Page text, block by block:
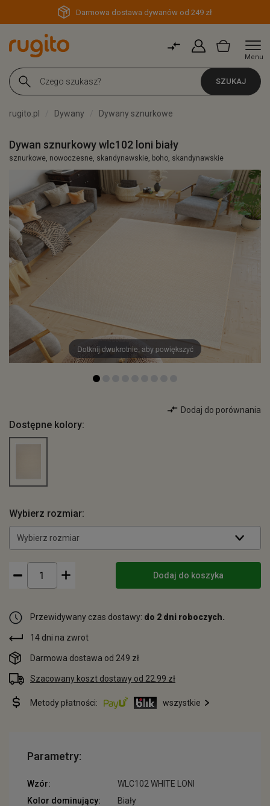
Darmowa dostawa dywanów od 249 zł
Menu
SZUKAJ
rugito.pl Dywany Dywany sznurkowe
Dywan sznurkowy wlc102 loni biały
sznurkowe, nowoczesne, skandynawskie, boho, skandynawskie
Dotknij dwukrotnie, aby powiększyć
Dodaj do porównania
Dostępne kolory:
Wybierz rozmiar:
Wybierz rozmiar
Dodaj do koszyka
Przewidywany czas dostawy: do 2 dni roboczych.
14 dni na zwrot
Darmowa dostawa od 249 zł
Szacowany koszt dostawy od 22.99 zł
Metody płatności: wszystkie
Parametry:
Wzór:
WLC102 WHITE LONI
Kolor dominujący:
Biały